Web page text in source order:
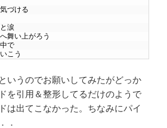
づける
涙
舞い上がろう
で
こう
いうのでお願いしてみたがどっか
を引用＆整形してるだけのようで
は出てこなかった。ちなみにパイ
．